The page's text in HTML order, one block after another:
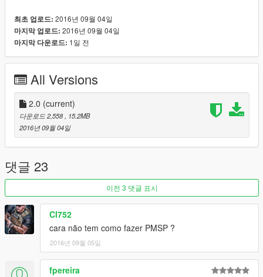
최초 업로드: 2016년 09월 04일
마지막 업로드: 2016년 09월 04일
마지막 다운로드: 1일 전
All Versions
2.0 (current)
다운로드 2,558
, 15.2MB
2016년 09월 04일
댓글 23
이전 3 댓글 표시
Cl752
cara não tem como fazer PMSP ?
2016년 09월 05일
fpereira